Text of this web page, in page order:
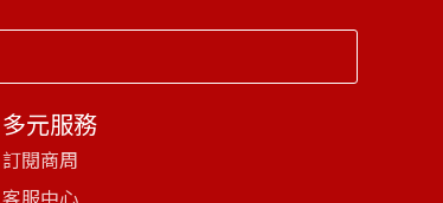
多元服務
訂閱商周
客服中心